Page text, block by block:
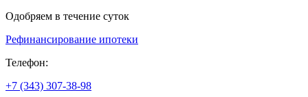
Одобряем в течение суток
Рефинансирование ипотеки
Телефон:
+7 (343) 307-38-98